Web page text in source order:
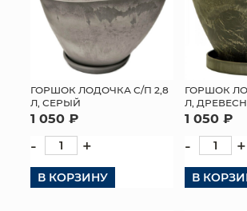
ИСКУССТВЕННЫЕ ЦВЕТЫ
ПАКЕТЫ И СУМКИ
ПОДАРОЧНЫЕ КАРТЫ
ТОРГОВЫЙ ЦЕНТР
ОПТОВЫМ КЛИЕНТАМ
ДОСТАВКА И ОПЛАТА
ГОРШОК ЛОДОЧКА С/П 2,8
Л, СЕРЫЙ
1 050 ₽
- +
В КОРЗИНУ
ГОРШОК
Л,
1 050 ₽
- +
В